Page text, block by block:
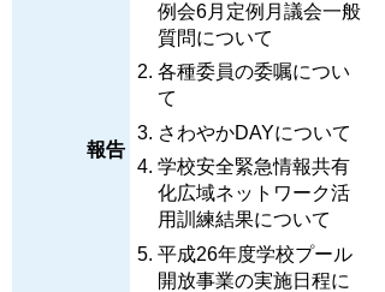
報告
例会6月定例月議会一般
質問について
各種委員の委嘱につい
て
さわやかDAYについて
学校安全緊急情報共有
化広域ネットワーク活
用訓練結果について
平成26年度学校プール
開放事業の実施日程に